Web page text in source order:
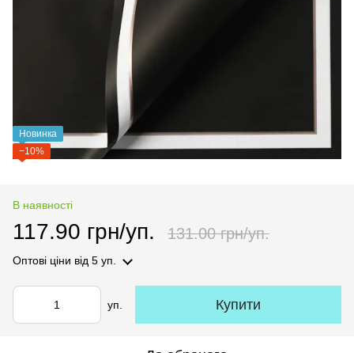
Новинка
−10%
В наявності
117.90 грн/уп. 131.00 грн/уп.
Оптові ціни від 5 уп.
уп. Купити